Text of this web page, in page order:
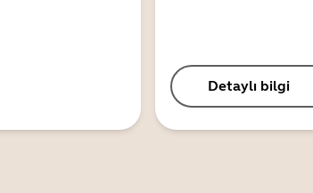
Detaylı bilgi